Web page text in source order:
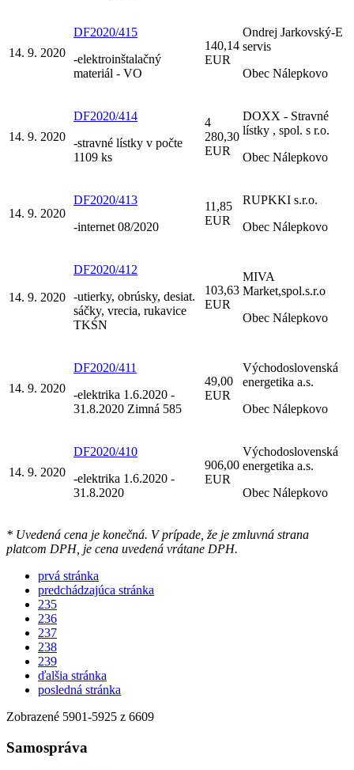
14. 9. 2020
DF2020/415
-elektroinštalačný
materiál - VO
140,14
EUR
Ondrej Jarkovský-E
servis
Obec Nálepkovo
14. 9. 2020
DF2020/414
-stravné lístky v počte
1109 ks
4
280,30
EUR
DOXX - Stravné
lístky , spol. s r.o.
Obec Nálepkovo
14. 9. 2020
DF2020/413
-internet 08/2020
11,85
EUR
RUPKKI s.r.o.
Obec Nálepkovo
14. 9. 2020
DF2020/412
-utierky, obrúsky, desiat.
sáčky, vrecia, rukavice
TKŚN
103,63
EUR
MIVA
Market,spol.s.r.o
Obec Nálepkovo
14. 9. 2020
DF2020/411
-elektrika 1.6.2020 -
31.8.2020 Zimná 585
49,00
EUR
Východoslovenská
energetika a.s.
Obec Nálepkovo
14. 9. 2020
DF2020/410
-elektrika 1.6.2020 -
31.8.2020
906,00
EUR
Východoslovenská
energetika a.s.
Obec Nálepkovo
* Uvedená cena je konečná. V prípade, že je zmluvná strana
platcom DPH, je cena uvedená vrátane DPH.
prvá stránka
predchádzajúca stránka
235
236
237
238
239
ďalšia stránka
posledná stránka
Zobrazené 5901-5925 z 6609
Samospráva